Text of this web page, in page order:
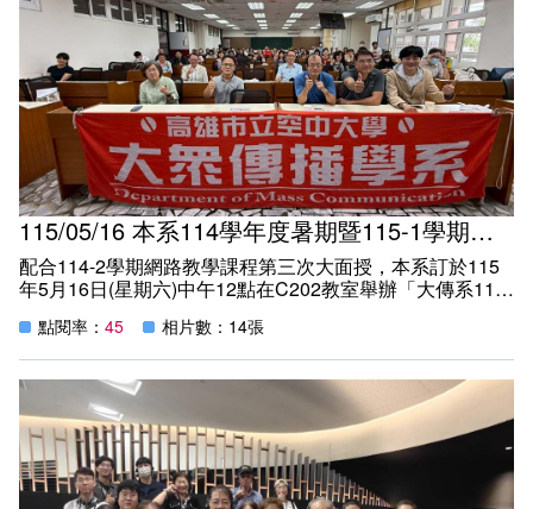
心底，亦讓《走拍台灣─看見愛》成為一場兼具文化交流、
城市行銷與國民外交意義的精彩展覽。
⬇️⬇️【高雄市立空大六合夜市快閃攝影展，驚豔美日韓遊
客！】
PeoPo公民新聞報：https://www.peopo.org/news/847385
高雄新聞網：https://tnews.cc/07/News/View/861237?
source=Articles
台灣產經新聞網：https://reurl.cc/4lz2eV
yam蕃薯藤：https://n.yam.com/Article/20260604798052
⬇️⬇️【高雄空大攜手27位攝影家進駐六合夜市 《走拍台灣－
看見愛》快閃展吸引國際旅客駐足】
Lai傳媒：https://lai-media.net/130911
115/05/16 本系114學年度暑期暨115-1學期課程說明會
配合114-2學期網路教學課程第三次大面授，本系訂於115
年5月16日(星期六)中午12點在C202教室舉辦「大傳系114
分享授課內容，使同學們多元認識及更加瞭解自身有興趣選
課的方向，現場師生互動輕鬆愉快，活動順利圓滿成功！
點閱率： 45 相片數：14張